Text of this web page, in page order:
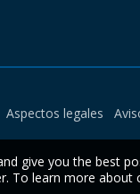
Aspectos legales
give you the best
To learn more about